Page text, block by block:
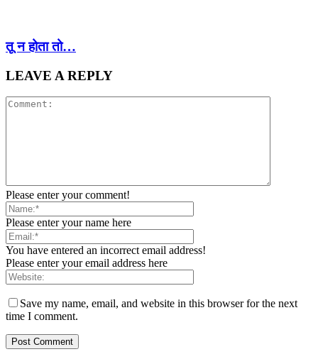
तू न होता तो…
LEAVE A REPLY
Please enter your comment!
Please enter your name here
You have entered an incorrect email address!
Please enter your email address here
Save my name, email, and website in this browser for the next
time I comment.